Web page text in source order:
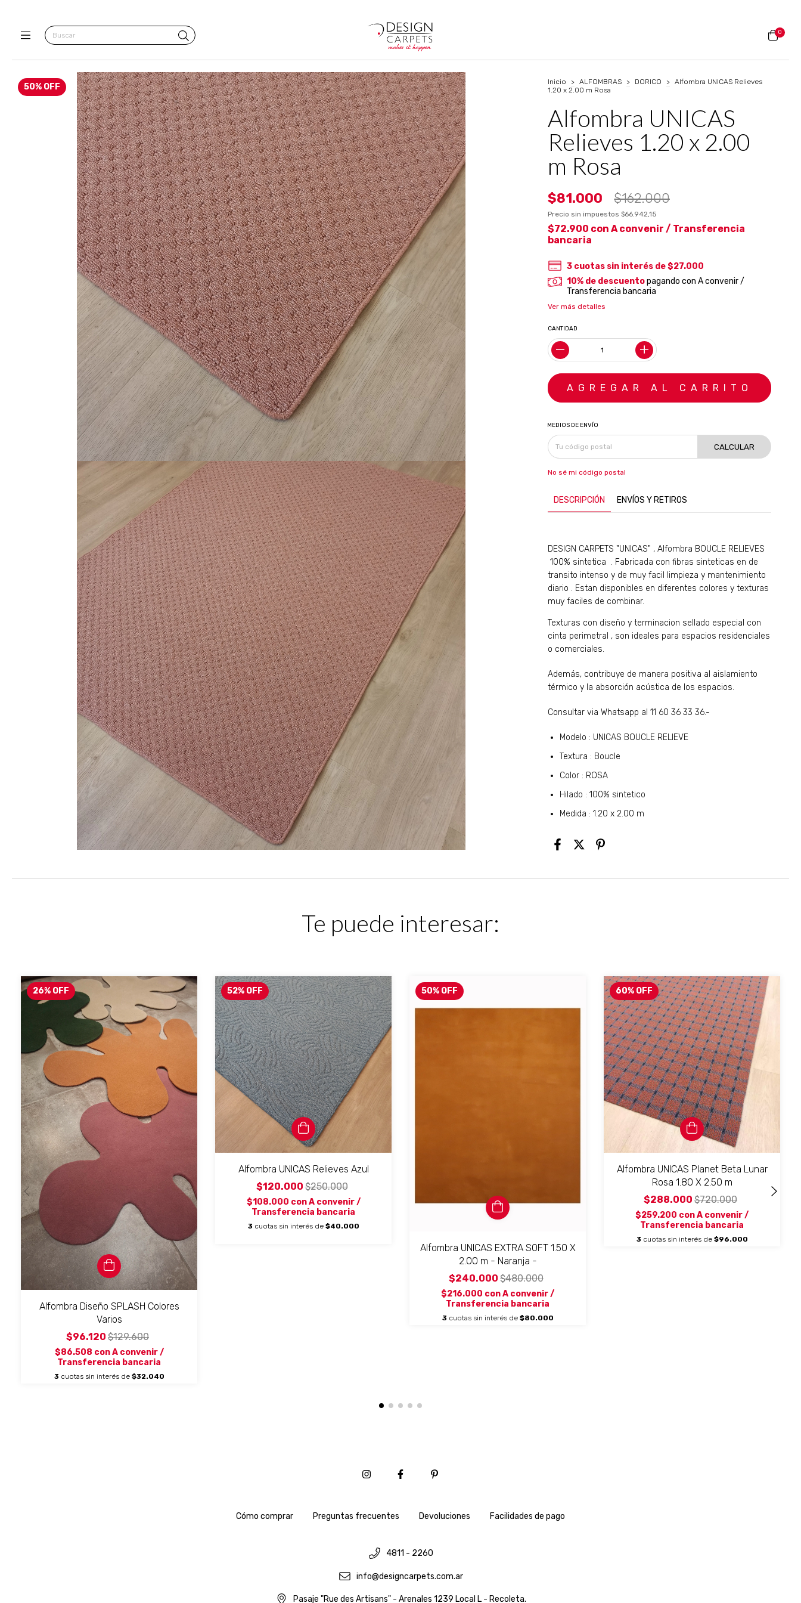
0
50% OFF Inicio > ALFOMBRAS > DORICO > Alfombra UNICAS Relieves
1.20 x 2.00 m Rosa
Alfombra UNICAS
Relieves 1.20 x 2.00
m Rosa
$81.000 $162.000
Precio sin impuestos$66.942,15
$72.900 con A convenir / Transferencia
bancaria
3 cuotas sin interés de$27.000
10% de descuentopagando con A convenir /
Transferencia bancaria
Ver más detalles
CANTIDAD
MEDIOS DE ENVÍO
CALCULAR
No sé mi código postal
DESCRIPCIÓN ENVÍOS Y RETIROS
​DESIGN CARPETS "UNICAS" , Alfombra BOUCLE RELIEVES
100% sintetica . Fabricada con fibras sinteticas en de
transito intenso y de muy facil limpieza y mantenimiento
diario . Estan disponibles en diferentes colores y texturas
muy faciles de combinar.
Texturas con diseño y terminacion sellado especial con
cinta perimetral , son ideales para espacios residenciales
o comerciales.
Además, contribuye de manera positiva al aislamiento
térmico y la absorción acústica de los espacios.
Consultar via Whatsapp al 11 60 36 33 36.-
Modelo : UNICAS BOUCLE RELIEVE
Textura : Boucle
Color : ROSA
Hilado : 100% sintetico
Medida : 1.20 x 2.00 m
Te puede interesar:
26% OFF
Alfombra Diseño SPLASH Colores
Varios
$96.120 $129.600
$86.508 con A convenir /
Transferencia bancaria
3 cuotas sin interés de $32.040
52% OFF
Alfombra UNICAS Relieves Azul
$120.000$250.000
$108.000 con A convenir /
Transferencia bancaria
3 cuotas sin interés de $40.000
50% OFF
Alfombra UNICAS EXTRA SOFT 1.50 X
2.00 m - Naranja -
$240.000 $480.000
$216.000 conA convenir /
Transferencia bancaria
3 cuotas sin interés de $80.000
60% OFF
Alfombra UNICAS Planet Beta Lunar
Rosa 1.80 X 2.50 m
$288.000 $720.000
$259.200 conA convenir /
Transferencia bancaria
3 cuotas sin interés de $96.000
Cómo comprar Preguntas frecuentes Devoluciones Facilidades de pago
4811 - 2260
info@designcarpets.com.ar
Pasaje "Rue des Artisans" - Arenales 1239 Local L - Recoleta.